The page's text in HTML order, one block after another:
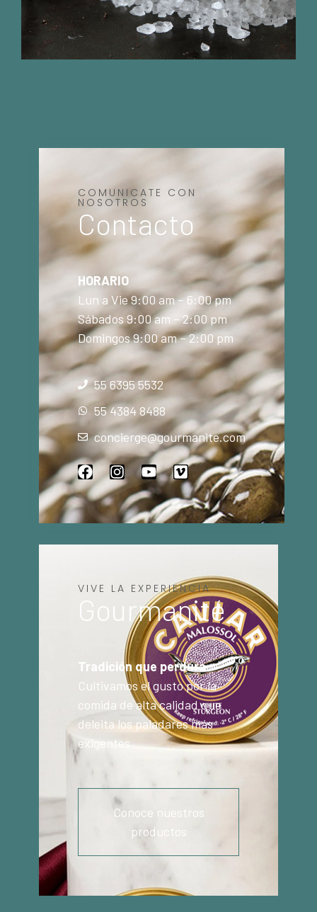
COMUNICATE CON
NOSOTROS
Contacto
HORARIO
Lun a Vie 9:00 am – 6:00 pm
Sábados 9:00 am – 2:00 pm
Domingos 9:00 am – 2:00 pm
55 6395 5532
55 4384 8488
concierge@gourmanite.com
VIVE LA EXPERIENCIA
Gourmanité
Tradición que perdura
Cultivamos el gusto por la
comida de alta calidad que
deleita los paladares más
exigentes
Conoce nuestros
productos